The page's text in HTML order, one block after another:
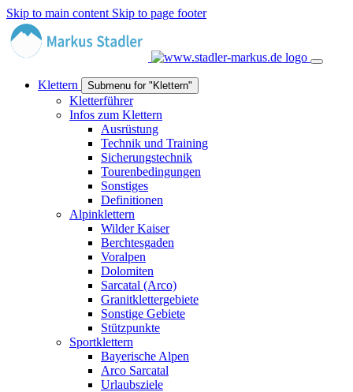
Skip to main content Skip to page footer
Klettern Submenu for "Klettern"
Kletterführer
Infos zum Klettern
Ausrüstung
Technik und Training
Sicherungstechnik
Tourenbedingungen
Sonstiges
Definitionen
Alpinklettern
Wilder Kaiser
Berchtesgaden
Voralpen
Dolomiten
Sarcatal (Arco)
Granitklettergebiete
Sonstige Gebiete
Stützpunkte
Sportklettern
Bayerische Alpen
Arco Sarcatal
Urlaubsziele